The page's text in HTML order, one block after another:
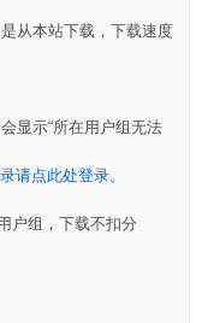
从本站下载，下载速度
显示“所在用户组无法
请点此处登录。
户组，下载不扣分